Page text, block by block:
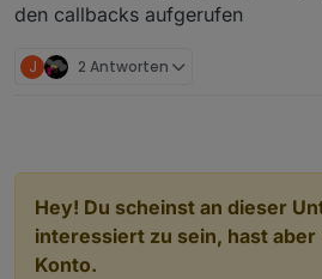
den callbacks aufgerufen
J 2 Antworten
Hey! Du scheinst an dieser
interessiert zu sein, hast aber
Konto.